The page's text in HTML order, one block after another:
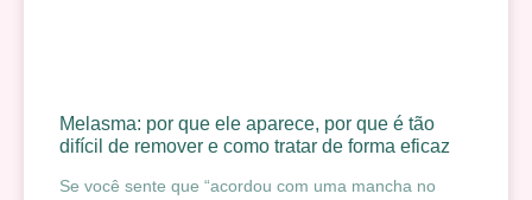
Melasma: por que ele aparece, por que é tão
difícil de remover e como tratar de forma eficaz
Se você sente que “acordou com uma mancha no